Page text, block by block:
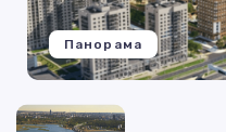
Панорама